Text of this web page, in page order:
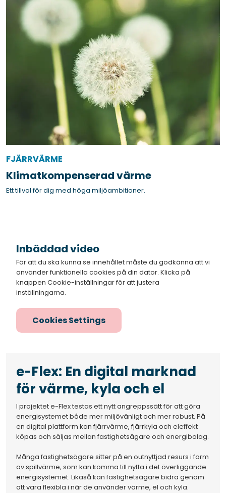
FJÄRRVÄRME
Klimatkompenserad värme
Ett tillval för dig med höga miljöambitioner.
Inbäddad video
För att du ska kunna se innehållet måste du godkänna att vi
använder funktionella cookies på din dator. Klicka på
knappen Cookie-inställningar för att justera
inställningarna.
Cookies Settings
e-Flex: En digital marknad
för värme, kyla och el
I projektet e-Flex testas ett nytt angreppssätt för att göra
energisystemet både mer miljövänligt och mer robust. På
en digital plattform kan fjärrvärme, fjärrkyla och eleffekt
köpas och säljas mellan fastighetsägare och energibolag.
Många fastighetsägare sitter på en outnyttjad resurs i form
av spillvärme, som kan komma till nytta i det överliggande
energisystemet. Likaså kan fastighetsägare bidra genom
att vara flexibla i när de använder värme, el och kyla.